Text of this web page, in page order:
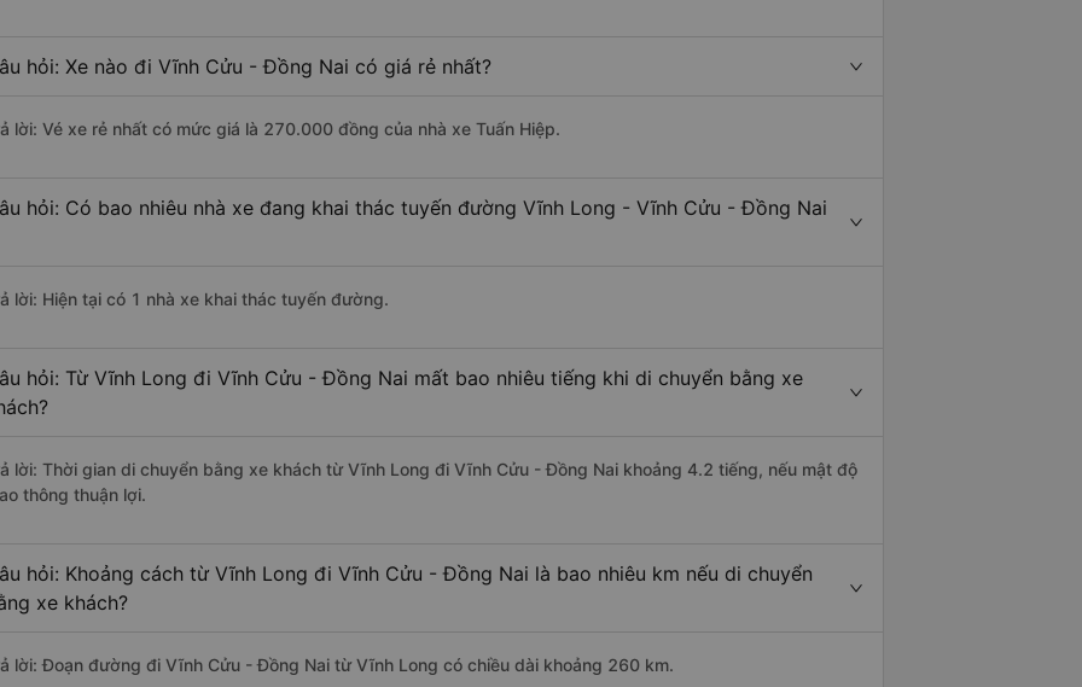
hỏi: Xe nào đi Vĩnh Cửu - Đồng Nai có giá rẻ nhất?
lời: Vé xe rẻ nhất có mức giá là 270.000 đồng của nhà xe Tuấn Hiệp.
hỏi: Có bao nhiêu nhà xe đang khai thác tuyến đường Vĩnh Long - Vĩnh Cửu - Đồng Nai
lời: Hiện tại có 1 nhà xe khai thác tuyến đường.
hỏi: Từ Vĩnh Long đi Vĩnh Cửu - Đồng Nai mất bao nhiêu tiếng khi di chuyển bằng xe
lời: Thời gian di chuyển bằng xe khách từ Vĩnh Long đi Vĩnh Cửu - Đồng Nai khoảng 4.2 tiếng, nếu mật độ
thông thuận lợi.
hỏi: Khoảng cách từ Vĩnh Long đi Vĩnh Cửu - Đồng Nai là bao nhiêu km nếu di chuyển
xe khách?
lời: Đoạn đường đi Vĩnh Cửu - Đồng Nai từ Vĩnh Long có chiều dài khoảng 260 km.